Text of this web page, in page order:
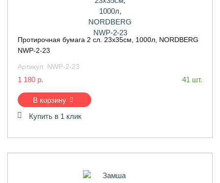
Протирочная бумага 2 сл. 23x35см, 1000л, NORDBERG
NWP-2-23
Артикул: NWP-2-23
1 180 р. 41 шт.
В корзину
Купить в 1 клик